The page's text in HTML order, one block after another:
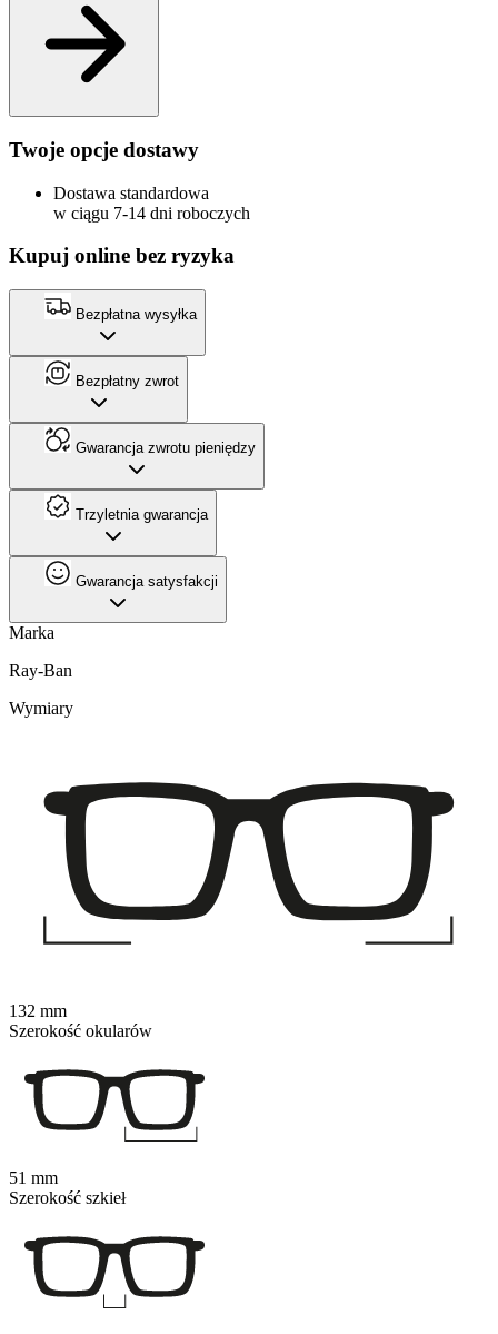
Twoje opcje dostawy
Dostawa standardowa
w ciągu 7-14 dni roboczych
Kupuj online bez ryzyka
Bezpłatna wysyłka
Bezpłatny zwrot
Gwarancja zwrotu pieniędzy
Trzyletnia gwarancja
Gwarancja satysfakcji
Marka
Ray-Ban
Wymiary
132 mm
Szerokość okularów
51 mm
Szerokość szkieł